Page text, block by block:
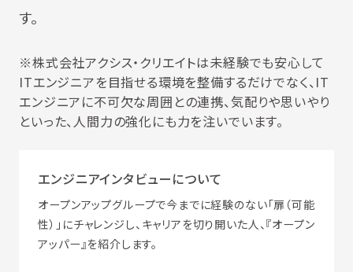
す。
※株式会社アクシス・クリエイトは未経験でも安心して
ITエンジニアを目指せる環境を整備するだけでなく、IT
エンジニアに不可欠な周囲との連携、気配りや思いやり
といった、人間力の強化にも力を注いでいます。
エンジニアインタビューについて
オープンアップグループで今までに経験のない「扉（可能
性）」にチャレンジし、キャリアを切り開いた人、『オープン
アッパー』を紹介します。